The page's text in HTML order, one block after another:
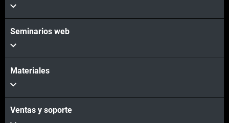
Seminarios web
Materiales
Ventas y soporte